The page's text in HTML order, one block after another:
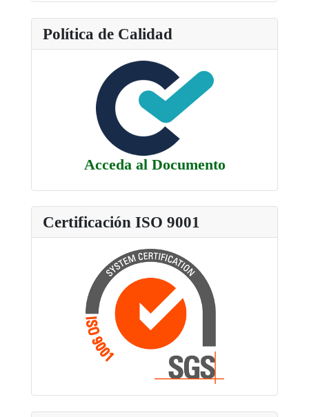
Política de Calidad
Acceda al Documento
Certificación ISO 9001